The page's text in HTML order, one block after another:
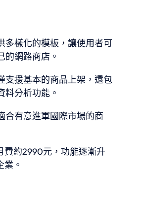
多樣化的模板，讓使用者可
的網路商店。
支援基本的商品上架，還包
料分析功能。
合有意進軍國際市場的商
費約2990元，功能逐漸升
。